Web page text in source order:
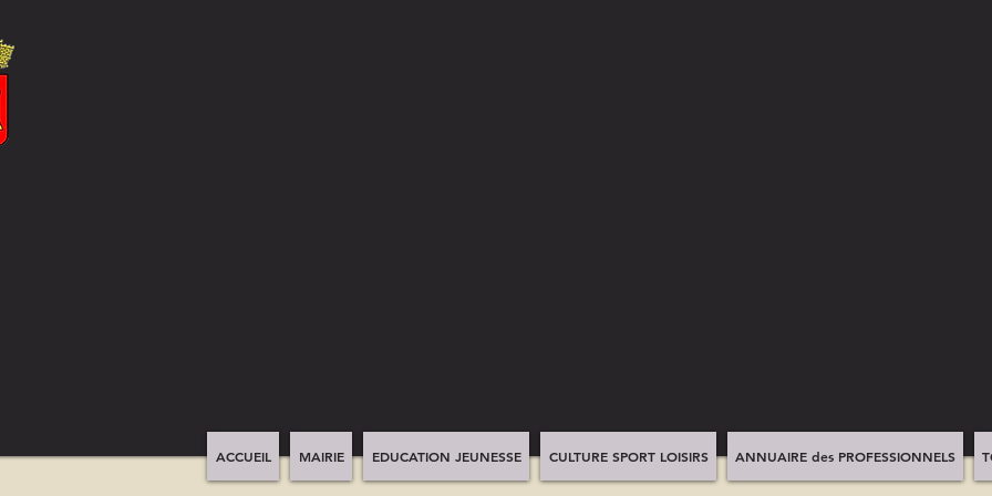
ACCUEIL MAIRIE EDUCATION JEUNESSE CULTURE SPORT LOISIRS ANNUAIRE des PROFESSIONNELS